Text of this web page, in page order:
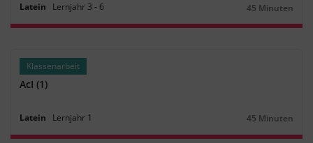
Latein Lernjahr 3 ‐ 6
Dauer:
45 Minuten
Klassenarbeit
AcI (1)
Latein Lernjahr 1
Dauer:
45 Minuten